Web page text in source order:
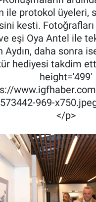
ile protokol üyeleri,
kesti.
eşi Oya Antel ile
Aydın, daha sonra
hediyesi takdim
height='499'
969-
</p>